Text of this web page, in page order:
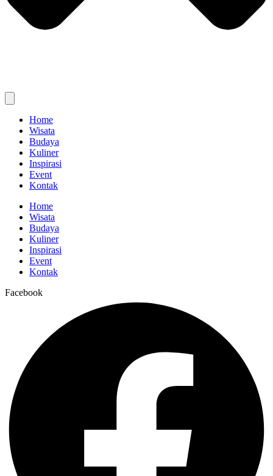
Home
Wisata
Budaya
Kuliner
Inspirasi
Event
Kontak
Home
Wisata
Budaya
Kuliner
Inspirasi
Event
Kontak
Facebook